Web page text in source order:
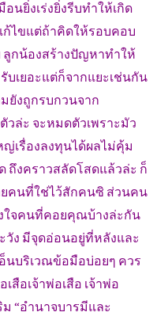
นยิ่งเร่งยิ่งรีบทำให้เกิด
ก้ไขแต่ถ้าคิดให้รอบคอบ
ลูกน้องสร้างปัญหาทำให้
บเยอะแต่ก็จากแยะเช่นกัน
ยังถูกรบกวนจาก
ล่ะ จะหมดตัวเพราะมัว
ญ่เรื่องลงทุนได้ผลไม่คุ้ม
ถึงคราวสลัดโสดแล้วล่ะ ก็
คนที่ใช่ไว้สักคนซิ ส่วนคน
ใจคนที่คอยคุณบ้างล่ะกัน
ง มีจุดอ่อนอยู่ที่หลังและ
อ็นบริเวณข้อมือบ่อยๆ ควร
สือเจ้าพ่อเสือ เจ้าพ่อ
“อำนาจบารมีและ